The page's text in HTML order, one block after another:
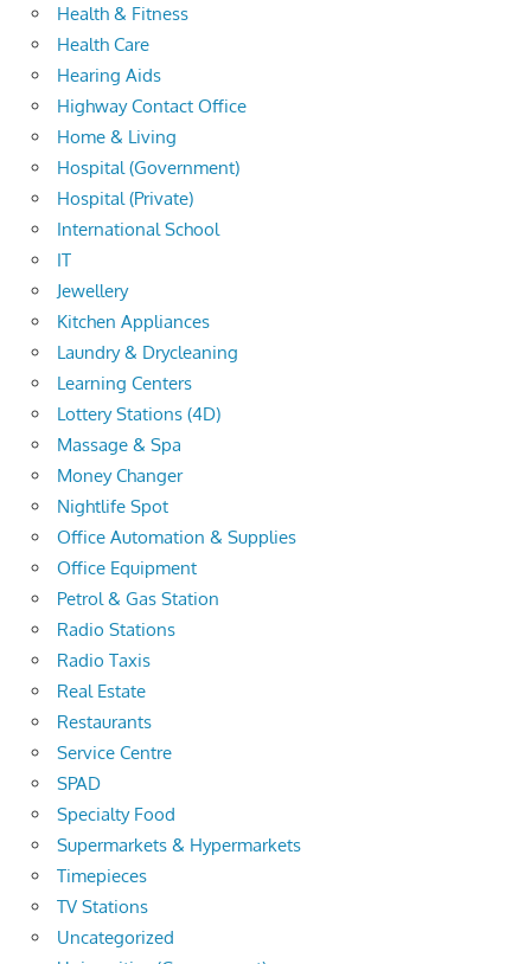
Health & Fitness
Health Care
Hearing Aids
Highway Contact Office
Home & Living
Hospital (Government)
Hospital (Private)
International School
IT
Jewellery
Kitchen Appliances
Laundry & Drycleaning
Learning Centers
Lottery Stations (4D)
Massage & Spa
Money Changer
Nightlife Spot
Office Automation & Supplies
Office Equipment
Petrol & Gas Station
Radio Stations
Radio Taxis
Real Estate
Restaurants
Service Centre
SPAD
Specialty Food
Supermarkets & Hypermarkets
Timepieces
TV Stations
Uncategorized